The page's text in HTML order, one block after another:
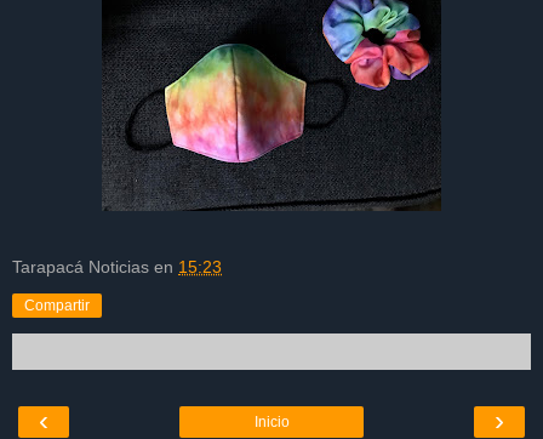
Tarapacá Noticias en 15:23
Compartir
‹ ›
Inicio